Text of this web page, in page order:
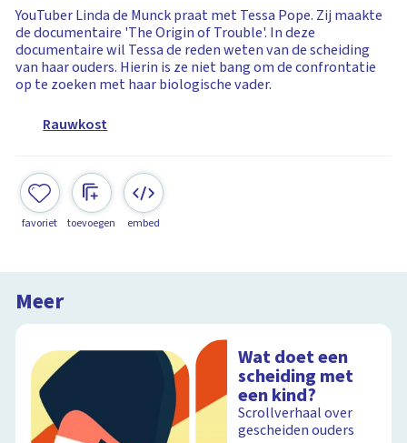
YouTuber Linda de Munck praat met Tessa Pope. Zij maakte
de documentaire 'The Origin of Trouble'. In deze
documentaire wil Tessa de reden weten van de scheiding
van haar ouders. Hierin is ze niet bang om de confrontatie
op te zoeken met haar biologische vader.
Rauwkost
favoriet toevoegen embed
Meer
Wat doet een
scheiding met
een kind?
Scrollverhaal over
gescheiden ouders